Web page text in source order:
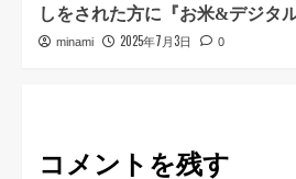
しをされた方に『お米&デジタ
minami 2025年7月3日 0
コメントを残す